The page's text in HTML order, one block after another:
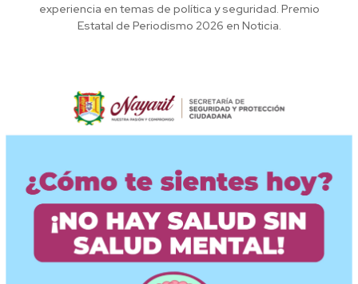
experiencia en temas de política y seguridad. Premio
Estatal de Periodismo 2026 en Noticia.